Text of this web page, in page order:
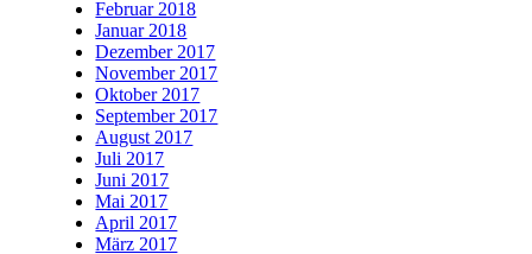
Februar 2018
Januar 2018
Dezember 2017
November 2017
Oktober 2017
September 2017
August 2017
Juli 2017
Juni 2017
Mai 2017
April 2017
März 2017